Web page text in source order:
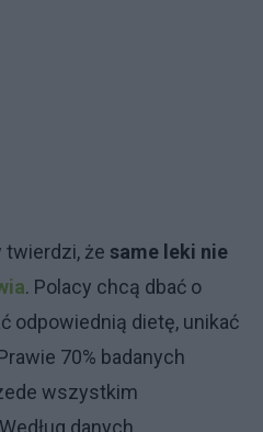
twierdzi, że same leki nie
. Polacy chcą dbać o
odpowiednią dietę, unikać
70% badanych
wszystkim
. Według danych